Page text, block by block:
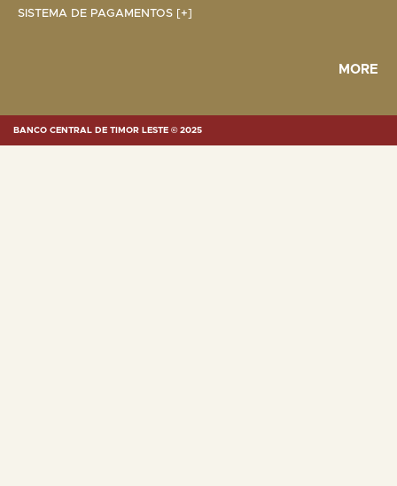
SISTEMA DE PAGAMENTOS [+]
MORE
BANCO CENTRAL DE TIMOR LESTE © 2025